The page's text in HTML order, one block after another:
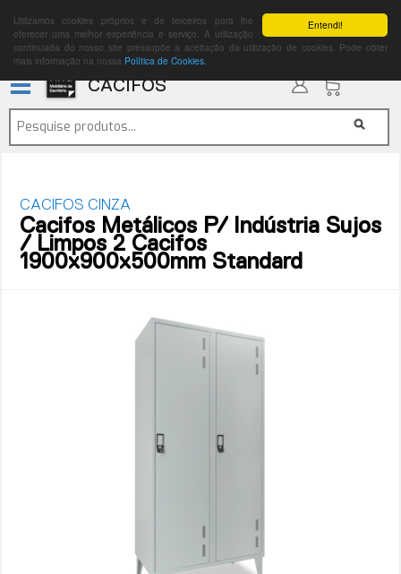
Entendi!
Utilizamos cookies próprios e de terceiros para lhe
oferecer uma melhor experiência e serviço. A utilização
continuada do nosso site pressupõe a aceitação da utilização de cookies. Pode obter
mais informação na nossa Política de Cookies.
CACIFOS
CACIFOS CINZA
Cacifos Metálicos P/ Indústria Sujos
/ Limpos 2 Cacifos
1900x900x500mm Standard